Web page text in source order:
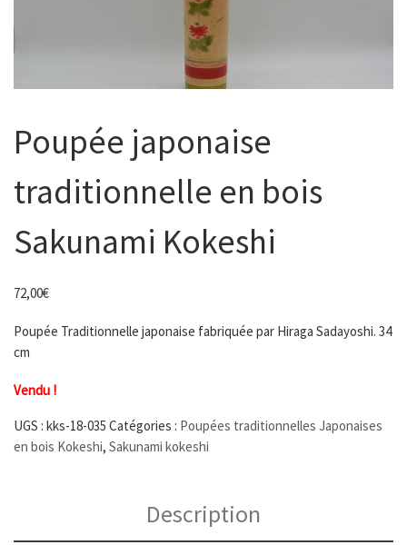
Poupée japonaise
traditionnelle en bois
Sakunami Kokeshi
72,00€
Poupée Traditionnelle japonaise fabriquée par Hiraga Sadayoshi. 34
cm
Vendu !
UGS : kks-18-035 Catégories : Poupées traditionnelles Japonaises
en bois Kokeshi, Sakunami kokeshi
Description